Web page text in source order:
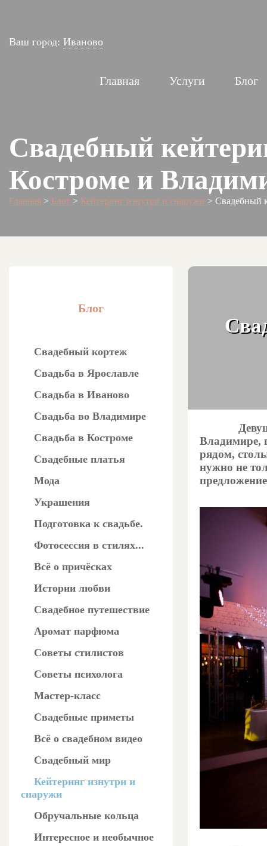
Ваш город: Иваново
Главная Услуги Блог
Свадебный
Костроме и
Главная > Блог > Кейтеринг изнутри и снаружи > Свадебный
Блог
Свадебный кортеж
Свадьба в Ярославле
Свадьба в Иваново
Свадьба во Владимире
Свадьба в Костроме
Свадебные платья
Мода
Украшения
Подготовка к свадьбе.
Фотосессия в стилях...
Всё о причёсках
Истории любви
Свадебное путешествие
Аромат парфюма
Советы стилистов
Советы психолога
Мастер-класс
Свадебные приметы
Всё о свадебном видео
Свадебный мир
Кейтеринг изнутри и
снаружи
Обручальные кольца
Интересное и необычное
Девушки,
Владимире,
рядом,
нужно не